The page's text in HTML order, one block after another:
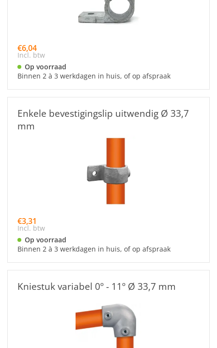
€6,04
Incl. btw
Op voorraad
Binnen 2 à 3 werkdagen in huis, of op afspraak
Enkele bevestigingslip uitwendig Ø 33,7
mm
€3,31
Incl. btw
Op voorraad
Binnen 2 à 3 werkdagen in huis, of op afspraak
Kniestuk variabel 0º - 11º Ø 33,7 mm